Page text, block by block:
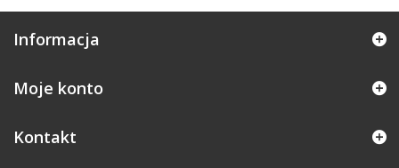
Informacja
Moje konto
Kontakt